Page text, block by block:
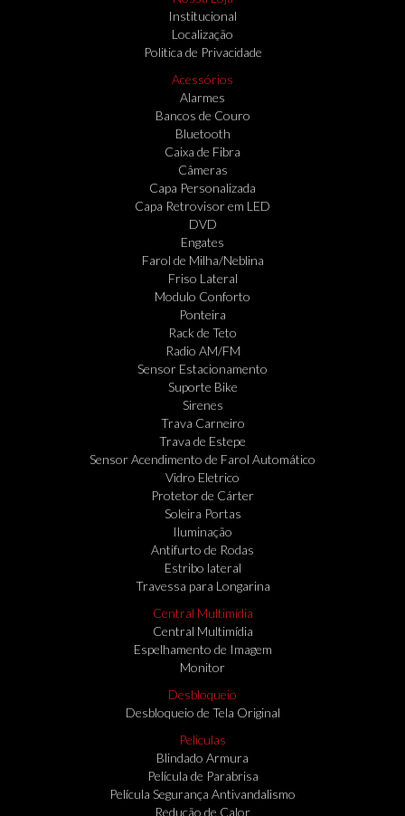
Institucional
Localização
Politica de Privacidade
Acessórios
Alarmes
Bancos de Couro
Bluetooth
Caixa de Fibra
Câmeras
Capa Personalizada
Capa Retrovisor em LED
DVD
Engates
Farol de Milha/Neblina
Friso Lateral
Modulo Conforto
Ponteira
Rack de Teto
Radio AM/FM
Sensor Estacionamento
Suporte Bike
Sirenes
Trava Carneiro
Trava de Estepe
Sensor Acendimento de Farol Automático
Vidro Eletrico
Protetor de Cárter
Soleira Portas
Iluminação
Antifurto de Rodas
Estribo lateral
Travessa para Longarina
Central Multimídia
Central Multimídia
Espelhamento de Imagem
Monitor
Desbloqueio
Desbloqueio de Tela Original
Peliculas
Blindado Armura
Película de Parabrisa
Película Segurança Antivandalismo
Redução de Calor